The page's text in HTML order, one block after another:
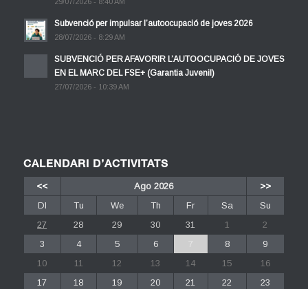
29/07/2026 - 8:40 AM
Subvenció per impulsar l’autoocupació de joves 2026
28/07/2026 - 8:29 AM
SUBVENCIÓ PER AFAVORIR L’AUTOOCUPACIÓ DE JOVES
EN EL MARC DEL FSE+ (Garantia Juvenil)
27/07/2026 - 10:39 AM
CALENDARI D’ACTIVITATS
<< Ago 2026
>>
Dl
Tu We Th Fr Sa
Su
27
28 29 30 31 1
2
3
4 5 6 7 8
9
10
11 12 13 14 15
16
17
18 19 20 21 22
23